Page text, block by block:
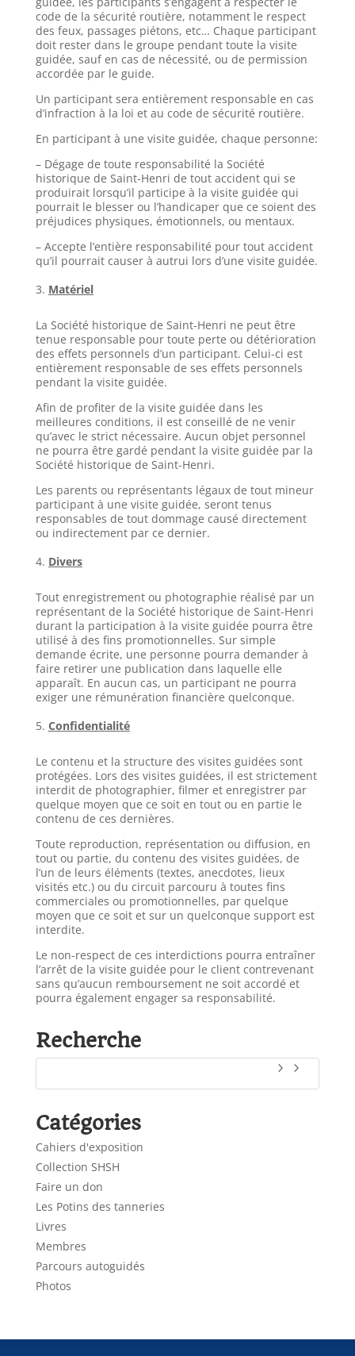
code de la sécurité routière, notamment le respect
des feux, passages piétons, etc… Chaque participant
doit rester dans le groupe pendant toute la visite
guidée, sauf en cas de nécessité, ou de permission
accordée par le guide.
Un participant sera entièrement responsable en cas
d’infraction à la loi et au code de sécurité routière.
En participant à une visite guidée, chaque personne:
– Dégage de toute responsabilité la Société
historique de Saint-Henri de tout accident qui se
produirait lorsqu’il participe à la visite guidée qui
pourrait le blesser ou l’handicaper que ce soient des
préjudices physiques, émotionnels, ou mentaux.
– Accepte l’entière responsabilité pour tout accident
qu’il pourrait causer à autrui lors d’une visite guidée.
Matériel
La Société historique de Saint-Henri ne peut être
tenue responsable pour toute perte ou détérioration
des effets personnels d’un participant. Celui-ci est
entièrement responsable de ses effets personnels
pendant la visite guidée.
Afin de profiter de la visite guidée dans les
meilleures conditions, il est conseillé de ne venir
qu’avec le strict nécessaire. Aucun objet personnel
ne pourra être gardé pendant la visite guidée par la
Société historique de Saint-Henri.
Les parents ou représentants légaux de tout mineur
participant à une visite guidée, seront tenus
responsables de tout dommage causé directement
ou indirectement par ce dernier.
Divers
Tout enregistrement ou photographie réalisé par un
représentant de la Société historique de Saint-Henri
durant la participation à la visite guidée pourra être
utilisé à des fins promotionnelles. Sur simple
demande écrite, une personne pourra demander à
faire retirer une publication dans laquelle elle
apparaît. En aucun cas, un participant ne pourra
exiger une rémunération financière quelconque.
Confidentialité
Le contenu et la structure des visites guidées sont
protégées. Lors des visites guidées, il est strictement
interdit de photographier, filmer et enregistrer par
quelque moyen que ce soit en tout ou en partie le
contenu de ces dernières.
Toute reproduction, représentation ou diffusion, en
tout ou partie, du contenu des visites guidées, de
l’un de leurs éléments (textes, anecdotes, lieux
visités etc.) ou du circuit parcouru à toutes fins
commerciales ou promotionnelles, par quelque
moyen que ce soit et sur un quelconque support est
interdite.
Le non-respect de ces interdictions pourra entraîner
l’arrêt de la visite guidée pour le client contrevenant
sans qu’aucun remboursement ne soit accordé et
pourra également engager sa responsabilité.
Recherche
Catégories
Cahiers d'exposition
Collection SHSH
Faire un don
Les Potins des tanneries
Livres
Membres
Parcours autoguidés
Photos